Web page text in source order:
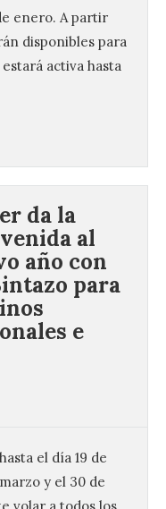
enero. A partir
disponibles para
activa hasta
da la
al
año con
para
e
el día 19 de
y el 30 de
a
de
cita
los